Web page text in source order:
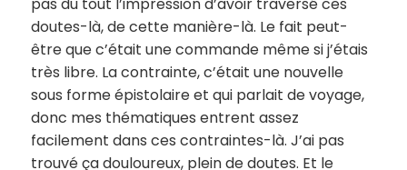
pas du tout l’impression d’avoir traversé ces
doutes-là, de cette manière-là. Le fait peut-
être que c’était une commande même si j’étais
très libre. La contrainte, c’était une nouvelle
sous forme épistolaire et qui parlait de voyage,
donc mes thématiques entrent assez
facilement dans ces contraintes-là. J’ai pas
trouvé ça douloureux, plein de doutes. Et le